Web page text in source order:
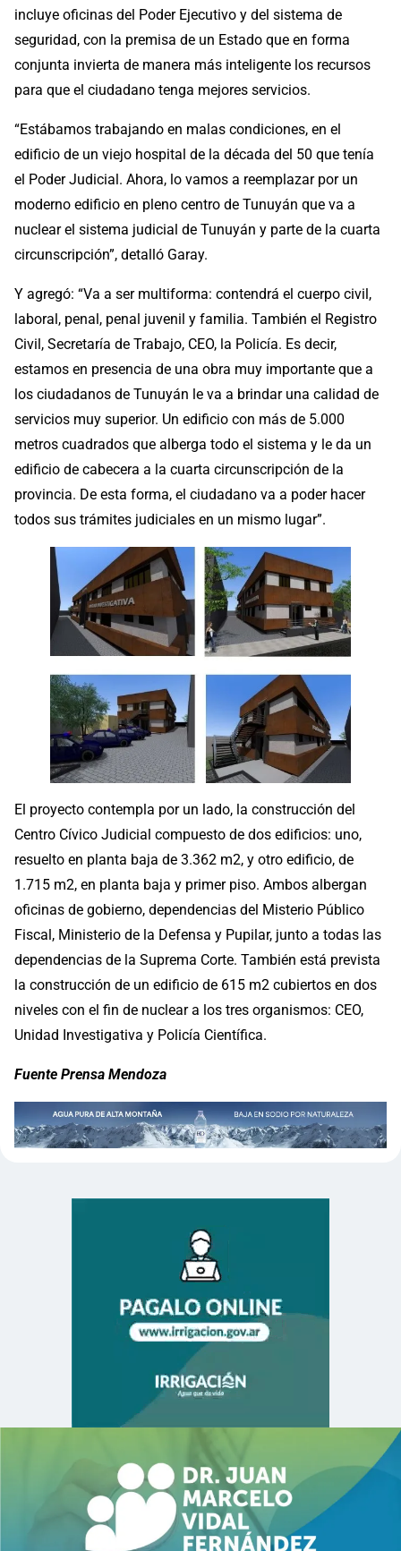
incluye oficinas del Poder Ejecutivo y del sistema de
seguridad, con la premisa de un Estado que en forma
conjunta invierta de manera más inteligente los recursos
para que el ciudadano tenga mejores servicios.
“Estábamos trabajando en malas condiciones, en el
edificio de un viejo hospital de la década del 50 que tenía
el Poder Judicial. Ahora, lo vamos a reemplazar por un
moderno edificio en pleno centro de Tunuyán que va a
nuclear el sistema judicial de Tunuyán y parte de la cuarta
circunscripción”, detalló Garay.
Y agregó: “Va a ser multiforma: contendrá el cuerpo civil,
laboral, penal, penal juvenil y familia. También el Registro
Civil, Secretaría de Trabajo, CEO, la Policía. Es decir,
estamos en presencia de una obra muy importante que a
los ciudadanos de Tunuyán le va a brindar una calidad de
servicios muy superior. Un edificio con más de 5.000
metros cuadrados que alberga todo el sistema y le da un
edificio de cabecera a la cuarta circunscripción de la
provincia. De esta forma, el ciudadano va a poder hacer
todos sus trámites judiciales en un mismo lugar”.
El proyecto contempla por un lado, la construcción del
Centro Cívico Judicial compuesto de dos edificios: uno,
resuelto en planta baja de 3.362 m2, y otro edificio, de
1.715 m2, en planta baja y primer piso. Ambos albergan
oficinas de gobierno, dependencias del Misterio Público
Fiscal, Ministerio de la Defensa y Pupilar, junto a todas las
dependencias de la Suprema Corte. También está prevista
la construcción de un edificio de 615 m2 cubiertos en dos
niveles con el fin de nuclear a los tres organismos: CEO,
Unidad Investigativa y Policía Científica.
Fuente Prensa Mendoza